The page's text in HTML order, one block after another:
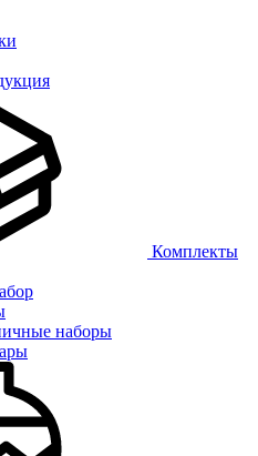
Комплекты
наборы